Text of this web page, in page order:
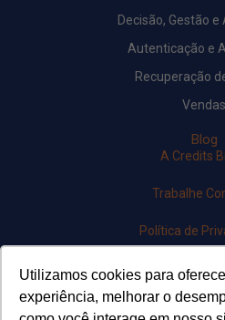
Utilizamos cookies para
experiência, melhorar o
Decisão, Gestão
Autenticação e
Recuperação
Vendas
Blog
A Credits
Trabalhe
Política de